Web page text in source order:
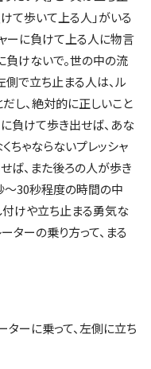
て歩いて上る人」がいる
ーに負けて上る人に物言
負けないで。世の中の流
側で立ち止まる人は、ル
し、絶対的に正しいこと
負けて歩き出せば、あな
ちゃならないプレッシャ
ば、また後ろの人が歩き
～30秒程度の時間の中
付けや立ち止まる勇気な
ターの乗り方って、まる
ーに乗って、左側に立ち